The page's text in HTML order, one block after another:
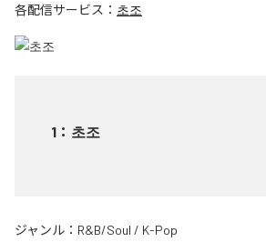
各配信サービス： 초조
1 ： 초조
ジャンル： R&B/Soul / K-Pop